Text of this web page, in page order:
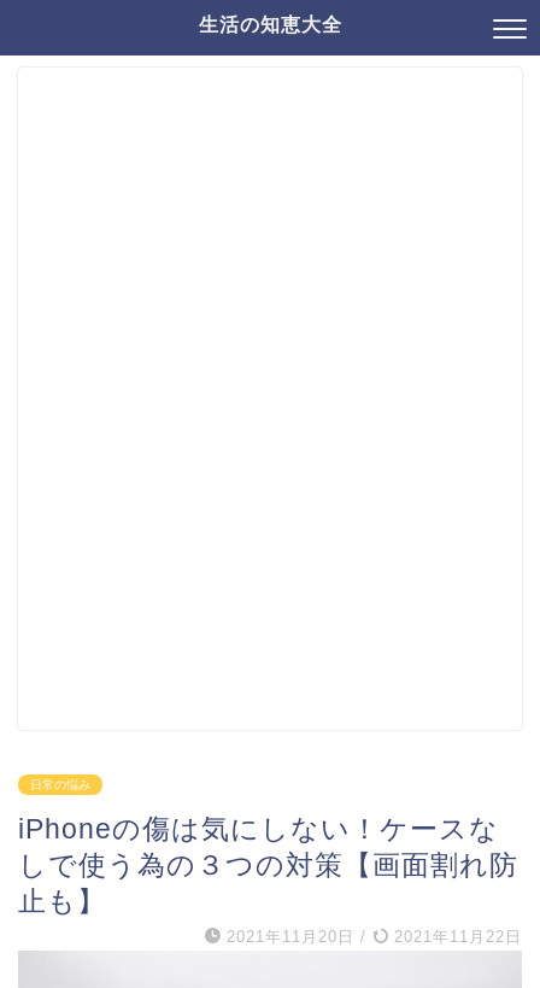
生活の知恵大全
日常の悩み
iPhoneの傷は気にしない！ケースな
しで使う為の３つの対策【画面割れ防
止も】
2021年11月20日 / 2021年11月22日